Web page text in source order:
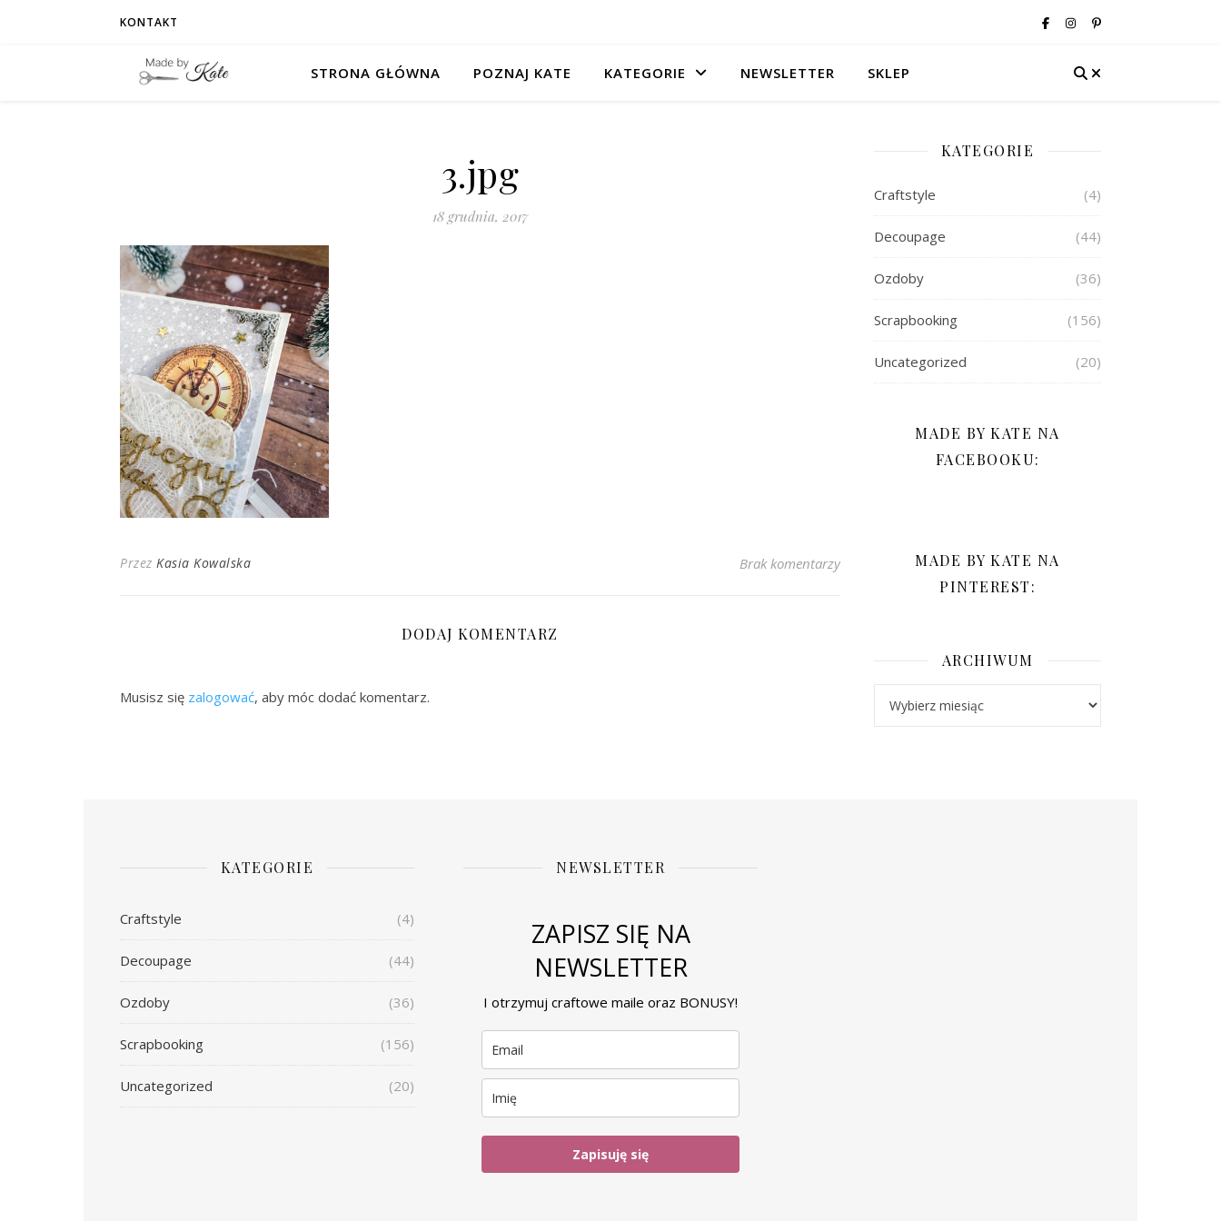
KONTAKT
STRONA GŁÓWNA POZNAJ KATE KATEGORIE NEWSLETTER SKLEP
3.jpg
18 grudnia, 2017
Przez Kasia Kowalska Brak komentarzy
DODAJ KOMENTARZ
Musisz się zalogować, aby móc dodać komentarz.
KATEGORIE
Craftstyle (4)
Decoupage (44)
Ozdoby (36)
Scrapbooking (156)
Uncategorized (20)
MADE BY KATE NA
FACEBOOKU:
MADE BY KATE NA
PINTEREST:
ARCHIWUM
KATEGORIE
Craftstyle (4)
Decoupage (44)
Ozdoby (36)
Scrapbooking (156)
Uncategorized (20)
NEWSLETTER
ZAPISZ SIĘ NA
NEWSLETTER
I otrzymuj craftowe maile oraz BONUSY!
Zapisuję się